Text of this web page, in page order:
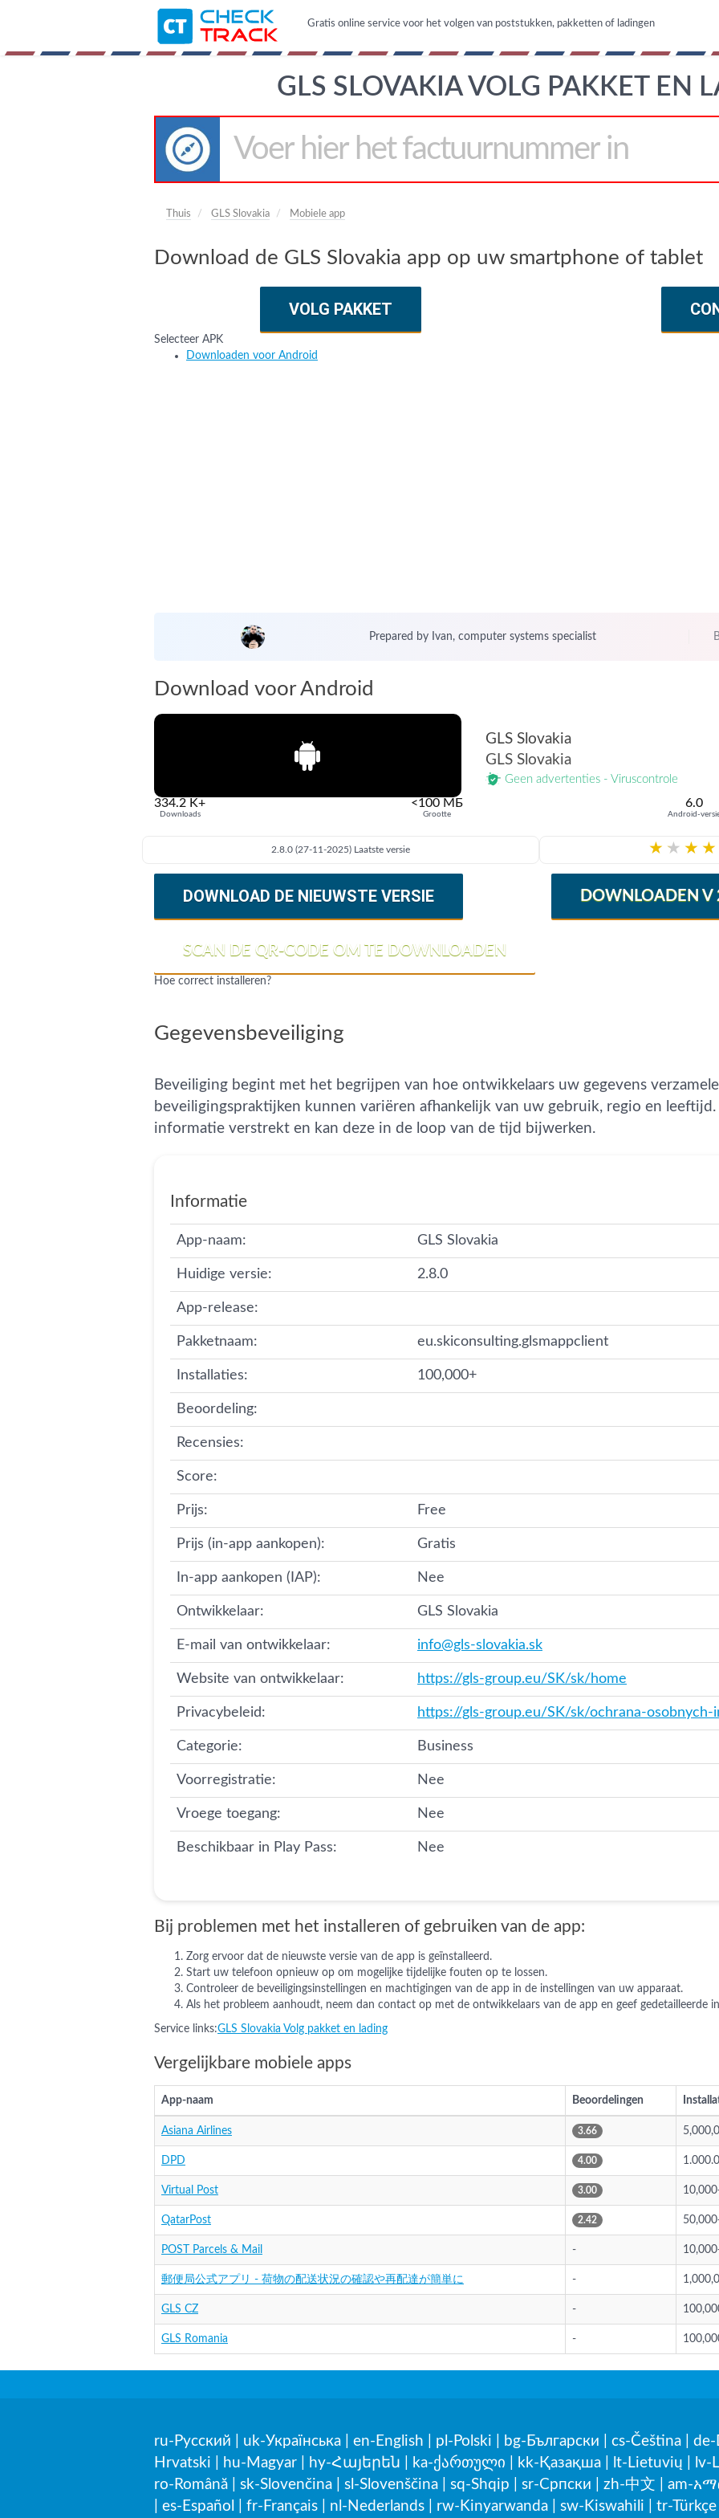
Gratis online service voor het volgen van poststukken, pakketten of ladingen
GLS SLOVAKIA VOLG PAKKET EN
Thuis GLS Slovakia Mobiele app
Download de GLS Slovakia app op uw smartphone of tablet
VOLG PAKKET
Selecteer APK
Downloaden voor Android
Prepared by Ivan, computer systems specialist
Download voor Android
GLS Slovakia
GLS Slovakia
Geen advertenties - Viruscontrole
334.2 K+
Downloads
<100 МБ
Grootte
6.0
Android-
2.8.0 (27-11-2025) Laatste versie ★ ★ ★ ★
DOWNLOAD DE NIEUWSTE VERSIE DOWNLOADEN V
SCAN DE QR-CODE OM TE DOWNLOADEN
Hoe correct installeren?
Gegevensbeveiliging
Beveiliging begint met het begrijpen van hoe ontwikkelaars uw gegevens
beveiligingspraktijken kunnen variëren afhankelijk van uw gebruik, regio en
informatie verstrekt en kan deze in de loop van de tijd bijwerken.
Informatie
App-naam: GLS Slovakia
Huidige versie: 2.8.0
App-release:
Pakketnaam: eu.skiconsulting.glsmappclient
Installaties: 100,000+
Beoordeling:
Recensies:
Score:
Prijs: Free
Prijs (in-app aankopen): Gratis
In-app aankopen (IAP): Nee
Ontwikkelaar: GLS Slovakia
E-mail van ontwikkelaar: info@gls-slovakia.sk
Website van ontwikkelaar: https://gls-group.eu/SK/sk/home
Privacybeleid: https://gls-group.eu/SK/sk/ochrana-osobnych-
Categorie: Business
Voorregistratie: Nee
Vroege toegang: Nee
Beschikbaar in Play Pass: Nee
Bij problemen met het installeren of gebruiken van de app:
Zorg ervoor dat de nieuwste versie van de app is geïnstalleerd.
Start uw telefoon opnieuw op om mogelijke tijdelijke fouten op te lossen.
Controleer de beveiligingsinstellingen en machtigingen van de app in de instellingen van uw apparaat.
Als het probleem aanhoudt, neem dan contact op met de ontwikkelaars van de app en geef gedetailleerde
Service links:GLS Slovakia Volg pakket en lading
Vergelijkbare mobiele apps
App-naam Beoordelingen
Asiana Airlines 3.66
DPD 4.00
Virtual Post 3.00
QatarPost 2.42
POST Parcels & Mail -
郵便局公式アプリ - 荷物の配送状況の確認や再配達が簡単に -
GLS CZ -
GLS Romania -
ru-Русский uk-Українська en-English pl-Polski bg-Български cs-Čeština de-
Hrvatski
hu-Magyar hy-Հայերեն ka-ქართული kk-Қазақша lt-Lietuvių lv-
ro-Română
sk-Slovenčina sl-Slovenščina sq-Shqip sr-Српски zh-中文 am-
es-Español fr-Français nl-Nederlands rw-Kinyarwanda sw-Kiswahili tr-Türkçe